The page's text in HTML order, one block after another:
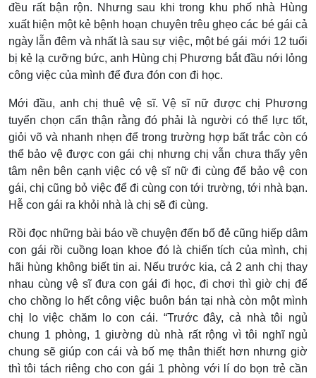
đều rất bận rộn. Nhưng sau khi trong khu phố nhà Hùng
xuất hiện một kẻ bệnh hoạn chuyên trêu ghẹo các bé gái cả
ngày lẫn đêm và nhất là sau sự việc, một bé gái mới 12 tuổi
bị kẻ lạ cưỡng bức, anh Hùng chị Phương bắt đầu nới lỏng
công việc của mình để đưa đón con đi học.
Mới đầu, anh chị thuê vệ sĩ. Vệ sĩ nữ được chị Phương
tuyển chọn cẩn thận rằng đó phải là người có thể lực tốt,
giỏi võ và nhanh nhẹn để trong trường hợp bất trắc còn có
thể bảo vệ được con gái chị nhưng chị vẫn chưa thấy yên
tâm nên bên cạnh việc có vệ sĩ nữ đi cùng để bảo vệ con
gái, chị cũng bỏ việc để đi cùng con tới trường, tới nhà bạn.
Hễ con gái ra khỏi nhà là chị sẽ đi cùng.
Rồi đọc những bài báo về chuyện đến bố đẻ cũng hiếp dâm
con gái rồi cuồng loạn khoe đó là chiến tích của mình, chị
hãi hùng không biết tin ai. Nếu trước kia, cả 2 anh chị thay
nhau cùng vệ sĩ đưa con gái đi học, đi chơi thì giờ chị để
cho chồng lo hết công việc buôn bán tại nhà còn một mình
chị lo việc chăm lo con cái. “Trước đây, cả nhà tôi ngủ
chung 1 phòng, 1 giường dù nhà rất rộng vì tôi nghĩ ngủ
chung sẽ giúp con cái và bố mẹ thân thiết hơn nhưng giờ
thì tôi tách riêng cho con gái 1 phòng với lí do bọn trẻ cần